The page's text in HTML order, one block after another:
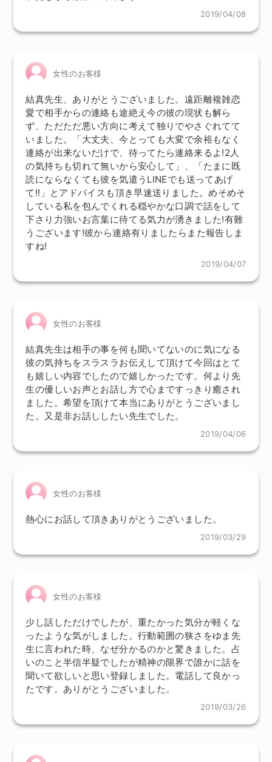
2019/04/08
女性のお客様
結真先生、ありがとうございました。遠距離複雑恋
愛で相手からの連絡も途絶え今の彼の現状も解ら
ず、ただただ悪い方向に考えて独りでやさぐれてて
いました。「大丈夫、今とっても大変で余裕もなく
連絡が出来ないだけで、待ってたら連絡来るよ!2人
の気持ちも切れて無いから安心して」、「たまに既
読にならなくても彼を気遣うLINEでも送ってあげ
て!!」とアドバイスも頂き早速送りました。めそめそ
している私を包んでくれる穏やかな口調で話をして
下さり力強いお言葉に待てる気力が湧きました!有難
うございます!彼から連絡有りましたらまた報告しま
すね!
2019/04/07
女性のお客様
結真先生は相手の事を何も聞いてないのに気になる
彼の気持ちをスラスラお伝えして頂けて今回はとて
も嬉しい内容でしたので嬉しかったです。何より先
生の優しいお声とお話し方で心まですっきり癒され
ました。希望を頂けて本当にありがとうございまし
た。又是非お話ししたい先生でした。
2019/04/06
女性のお客様
熱心にお話して頂きありがとうございました。
2019/03/29
女性のお客様
少し話しただけでしたが、重たかった気分が軽くな
ったような気がしました。行動範囲の狭さをゆま先
生に言われた時、なぜ分かるのかと驚きました。占
いのこと半信半疑でしたが精神の限界で誰かに話を
聞いて欲しいと思い登録しました。電話して良かっ
たです。ありがとうございました。
2019/03/26